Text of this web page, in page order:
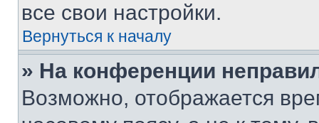
все свои настройки.
Вернуться к началу
» На конференции
Возможно, отображается